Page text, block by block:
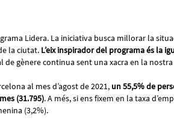
Lidera. La iniciativa busca millorar la
la ciutat. L’eix inspirador del programa és la
de gènere continua sent una xacra en la
al mes d’agost de 2021, un 55,5% de
(31.795). A més, si ens fixem en la taxa
(3,2%).